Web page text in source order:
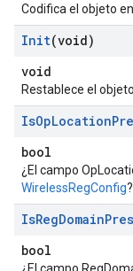
Codifica el objeto
Init(void)
void
Restablece el objeto
IsOpLocation
bool
¿El campo
WirelessRegConfig?
IsRegDomain
bool